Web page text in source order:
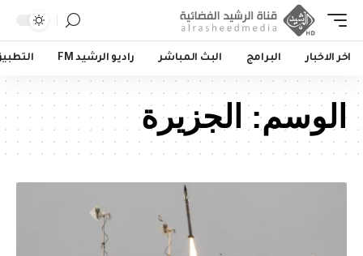
اخر الاخبار البرامج البث المباشر راديو الرشيد FM
الوسم: الجزيرة